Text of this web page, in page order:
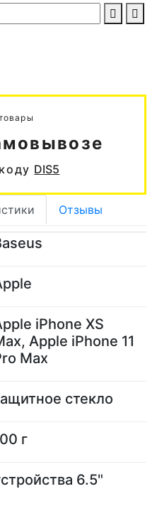
DIS5
Отзывы
iPhone XS
Apple iPhone 11
Max
стекло
г
6.5"